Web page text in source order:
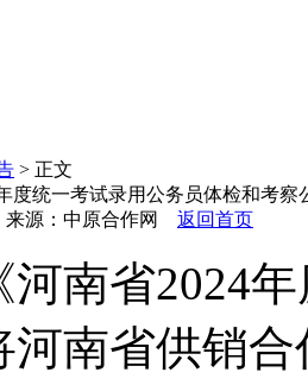
> 正文
度统一考试录用公务员体检和考察
来源：中原合作网 返回首页
省2024年
河南省供销